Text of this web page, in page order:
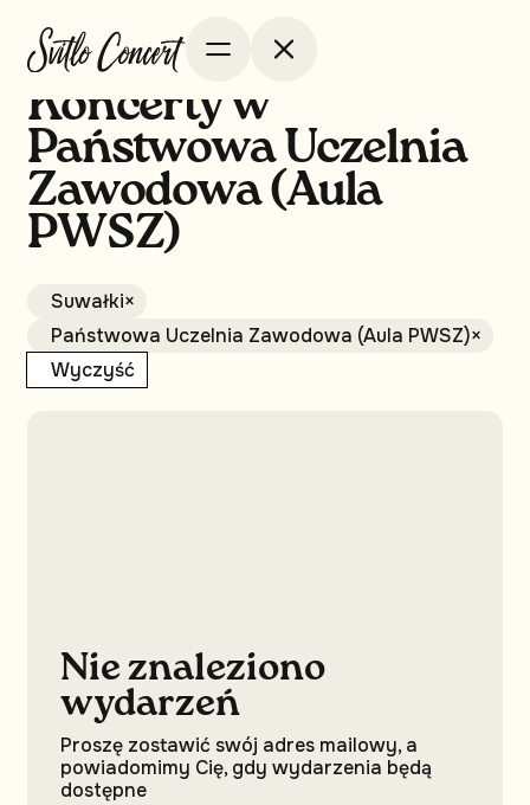
Koncerty w
Państwowa Uczelnia
Zawodowa (Aula
PWSZ)
Suwałki×
Państwowa Uczelnia Zawodowa (Aula PWSZ)×
Wyczyść
Nie znaleziono
wydarzeń
Proszę zostawić swój adres mailowy, a
powiadomimy Cię, gdy wydarzenia będą
dostępne